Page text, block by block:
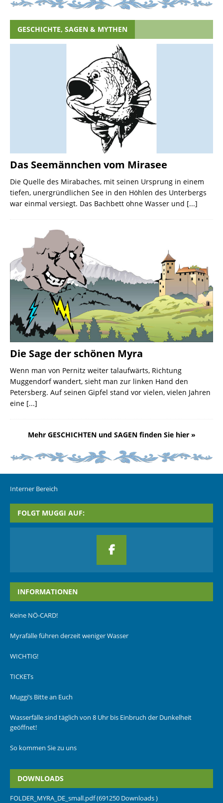
GESCHICHTE, SAGEN & MYTHEN
Das Seemännchen vom Mirasee
Die Quelle des Mirabaches, mit seinen Ursprung in einem
tiefen, unergründlichen See in den Höhlen des Unterbergs
war einmal versiegt. Das Bachbett ohne Wasser und [...]
Die Sage der schönen Myra
Wenn man von Pernitz weiter talaufwärts, Richtung
Muggendorf wandert, sieht man zur linken Hand den
Petersberg. Auf seinen Gipfel stand vor vielen, vielen Jahren
eine [...]
Mehr GESCHICHTEN und SAGEN finden Sie hier »
Interner Bereich
FOLGT MUGGI AUF:
INFORMATIONEN
Keine NÖ-CARD!
Myrafälle führen derzeit weniger Wasser
WICHTIG!
TICKETs
Muggi’s Bitte an Euch
Wasserfälle sind täglich von 8 Uhr bis Einbruch der Dunkelheit
geöffnet!
So kommen Sie zu uns
DOWNLOADS
FOLDER_MYRA_DE_small.pdf (691250 Downloads )